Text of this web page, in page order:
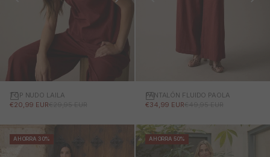
TOP NUDO LAILA
PRECIO DE OFERTA
€20,99 EURPRECIO NORMAL
€29,95 EUR
PANTALÓN FLUIDO PAOLA
PRECIO DE OFERTA
€34,99 EURPRECIO NORMAL
€49,95 EUR
AHORRA 30% AHORRA 50%